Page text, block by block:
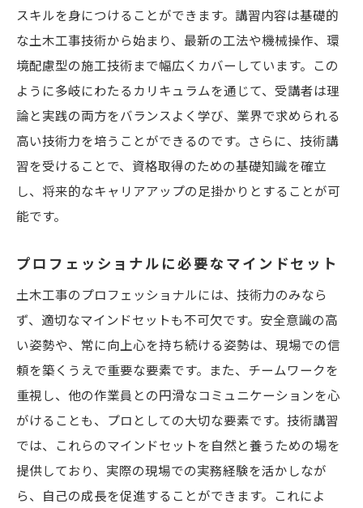
スキルを身につけることができます。講習内容は基礎的
な土木工事技術から始まり、最新の工法や機械操作、環
境配慮型の施工技術まで幅広くカバーしています。この
ように多岐にわたるカリキュラムを通じて、受講者は理
論と実践の両方をバランスよく学び、業界で求められる
高い技術力を培うことができるのです。さらに、技術講
習を受けることで、資格取得のための基礎知識を確立
し、将来的なキャリアアップの足掛かりとすることが可
能です。
プロフェッショナルに必要なマインドセット
土木工事のプロフェッショナルには、技術力のみなら
ず、適切なマインドセットも不可欠です。安全意識の高
い姿勢や、常に向上心を持ち続ける姿勢は、現場での信
頼を築くうえで重要な要素です。また、チームワークを
重視し、他の作業員との円滑なコミュニケーションを心
がけることも、プロとしての大切な要素です。技術講習
では、これらのマインドセットを自然と養うための場を
提供しており、実際の現場での実務経験を活かしなが
ら、自己の成長を促進することができます。これによ